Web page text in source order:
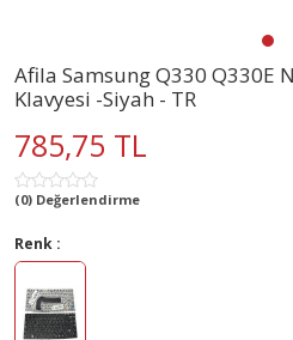
Afila Samsung Q330 Q330E
Klavyesi -Siyah - TR
785,75 TL
(0) Değerlendirme
Renk :